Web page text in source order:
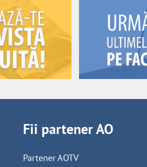
Fii partener AO
Partener AOTV